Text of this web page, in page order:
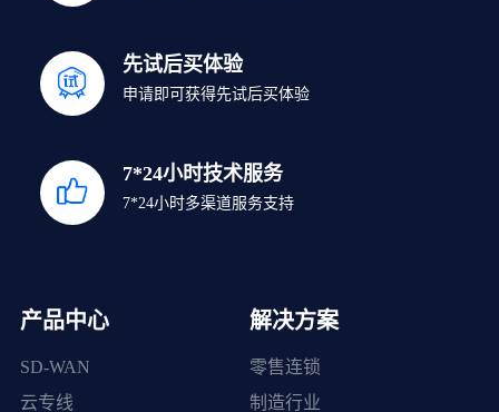
先试后买体验
申请即可获得先试后买体验
7*24小时技术服务
7*24小时多渠道服务支持
产品中心
SD-WAN
云专线
解决方案
零售连锁
制造行业